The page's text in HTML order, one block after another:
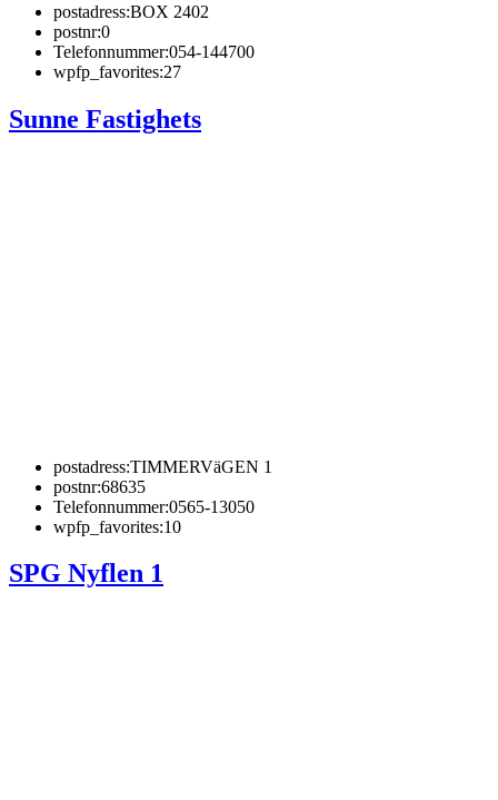
postadress:BOX 2402
postnr:0
Telefonnummer:054-144700
wpfp_favorites:27
Sunne Fastighets
postadress:TIMMERVäGEN 1
postnr:68635
Telefonnummer:0565-13050
wpfp_favorites:10
SPG Nyflen 1